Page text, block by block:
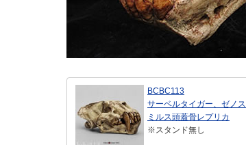
BCBC113
サーベルタイガー、ゼノス
ミルス頭蓋骨レプリカ
※スタンド無し